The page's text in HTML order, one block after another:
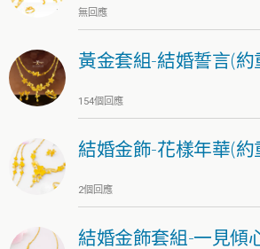
無回應
黃金套組-結婚誓言(約
154個回應
結婚金飾-花樣年華(約
2個回應
結婚金飾套組-一見傾